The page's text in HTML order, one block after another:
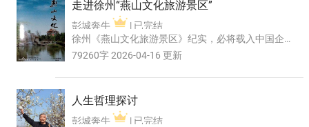
走进徐州“燕山文化旅游景区”
彭城奔牛
| 已完结
徐州《燕山文化旅游景区》纪实，必将载入中国企
业发展史的史册。这不仅是一部记录徐州燕山从荒
79260字 2026-04-16 更新
人生哲理探讨
彭城奔牛
| 已完结